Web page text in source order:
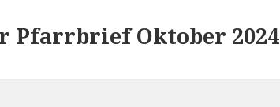
Pfarrbrief Oktober 2024